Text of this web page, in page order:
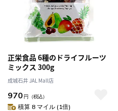
正栄食品 6種のドライフルーツ
ミックス 300g
成城石井 JAL Mall店
970 円 （税込）
積算 8 マイル (1倍)